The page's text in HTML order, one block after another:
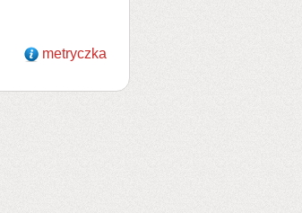
metryczka